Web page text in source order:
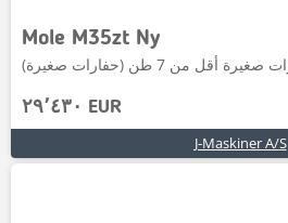
Mole M35zt Ny
٢٩٬٤٣٠ EUR
J-Maskiner A/S